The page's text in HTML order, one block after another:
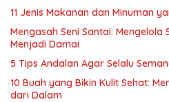
11 Jenis Makanan dan Minuman
Mengasah Seni Santai: Mengelola
Menjadi Damai
5 Tips Andalan Agar Selalu
10 Buah yang Bikin Kulit Sehat:
dari Dalam